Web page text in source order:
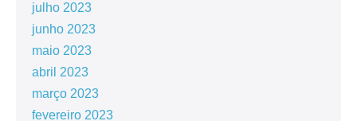
julho 2023
junho 2023
maio 2023
abril 2023
março 2023
fevereiro 2023